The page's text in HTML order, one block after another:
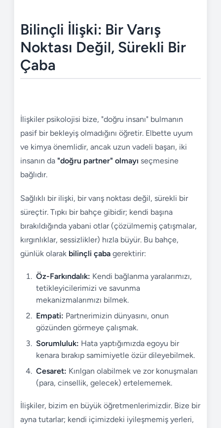
Bilinçli İlişki: Bir Varış
Noktası Değil, Sürekli Bir
Çaba
İlişkiler psikolojisi bize, "doğru insanı" bulmanın
pasif bir bekleyiş olmadığını öğretir. Elbette uyum
ve kimya önemlidir, ancak uzun vadeli başarı, iki
insanın da "doğru partner" olmayı seçmesine
bağlıdır.
Sağlıklı bir ilişki, bir varış noktası değil, sürekli bir
süreçtir. Tıpkı bir bahçe gibidir; kendi başına
bırakıldığında yabani otlar (çözülmemiş çatışmalar,
kırgınlıklar, sessizlikler) hızla büyür. Bu bahçe,
günlük olarak bilinçli çaba gerektirir:
Öz-Farkındalık: Kendi bağlanma yaralarımızı,
tetikleyicilerimizi ve savunma
mekanizmalarımızı bilmek.
Empati: Partnerimizin dünyasını, onun
gözünden görmeye çalışmak.
Sorumluluk: Hata yaptığımızda egoyu bir
kenara bırakıp samimiyetle özür dileyebilmek.
Cesaret: Kırılgan olabilmek ve zor konuşmaları
(para, cinsellik, gelecek) ertelememek.
İlişkiler, bizim en büyük öğretmenlerimizdir. Bize bir
ayna tutarlar; kendi içimizdeki iyileşmemiş yerleri,